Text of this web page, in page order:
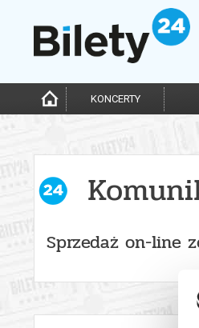
KONCERTY
Sprzedaż on-line